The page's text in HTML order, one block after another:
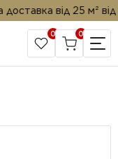
від 25 м² від
0 0